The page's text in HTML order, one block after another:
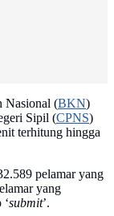
Nasional (BKN)
Sipil (CPNS)
terhitung hingga
pelamar yang
yang
submit’.